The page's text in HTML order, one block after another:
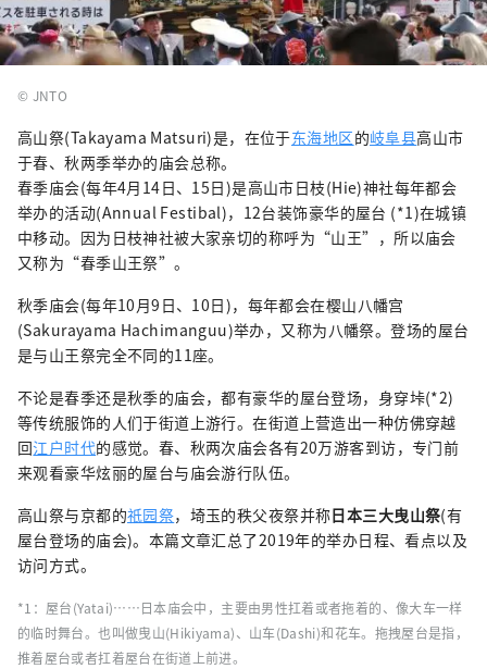
© JNTO
高山祭(Takayama Matsuri)是，在位于东海地区的岐阜县高山市
于春、秋两季举办的庙会总称。
春季庙会(每年4月14日、15日)是高山市日枝(Hie)神社每年都会
举办的活动(Annual Festibal)，12台装饰豪华的屋台 (*1)在城镇
中移动。因为日枝神社被大家亲切的称呼为“山王”，所以庙会
又称为“春季山王祭”。
秋季庙会(每年10月9日、10日)，每年都会在樱山八幡宫
(Sakurayama Hachimanguu)举办，又称为八幡祭。登场的屋台
是与山王祭完全不同的11座。
不论是春季还是秋季的庙会，都有豪华的屋台登场，身穿垰(*2)
等传统服饰的人们于街道上游行。在街道上营造出一种仿佛穿越
回江户时代的感觉。春、秋两次庙会各有20万游客到访，专门前
来观看豪华炫丽的屋台与庙会游行队伍。
高山祭与京都的祇园祭，埼玉的秩父夜祭并称日本三大曳山祭(有
屋台登场的庙会)。本篇文章汇总了2019年的举办日程、看点以及
访问方式。
*1：屋台(Yatai)……日本庙会中，主要由男性扛着或者拖着的、像大车一样
的临时舞台。也叫做曳山(Hikiyama)、山车(Dashi)和花车。拖拽屋台是指，
推着屋台或者扛着屋台在街道上前进。